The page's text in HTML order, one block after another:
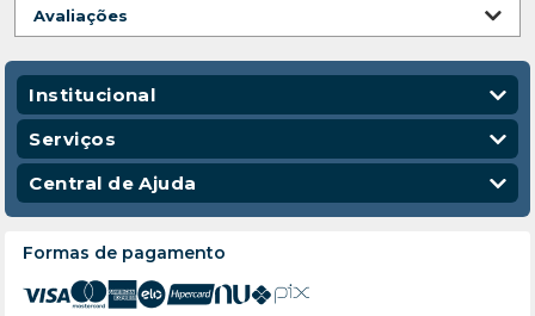
Avaliações
Institucional
Quem Somos
Nossas Lojas
Código de Conduta
Serviços
Vendas Corporativas
Entregas
Central de Ajuda
Política de Privacidade
Política de Troca e Devolução
Política de Frete e Entrega
Atendimento
Formas de pagamento